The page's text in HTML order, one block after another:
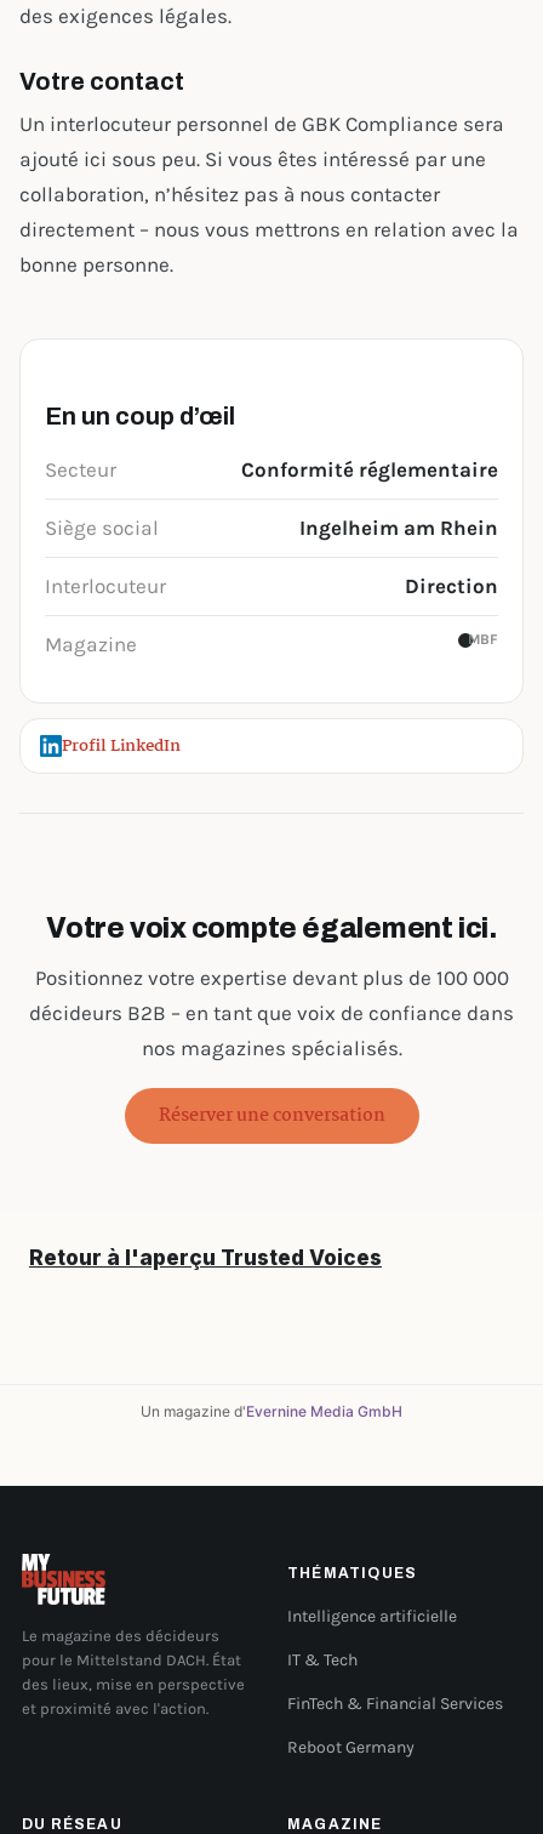
des exigences légales.
Votre contact
Un interlocuteur personnel de GBK Compliance sera
ajouté ici sous peu. Si vous êtes intéressé par une
collaboration, n’hésitez pas à nous contacter
directement – nous vous mettrons en relation avec la
bonne personne.
En un coup d’œil
Secteur Conformité réglementaire
Siège social Ingelheim am Rhein
Interlocuteur Direction
Magazine MBF
Profil LinkedIn
Votre voix compte également ici.
Positionnez votre expertise devant plus de 100 000
décideurs B2B – en tant que voix de confiance dans
nos magazines spécialisés.
Réserver une conversation
Retour à l'aperçu Trusted Voices
Un magazine d'Evernine Media GmbH
Le magazine des décideurs
pour le Mittelstand DACH. État
des lieux, mise en perspective
et proximité avec l'action.
THÉMATIQUES
Intelligence artificielle
IT & Tech
FinTech & Financial Services
Reboot Germany
DU RÉSEAU MAGAZINE